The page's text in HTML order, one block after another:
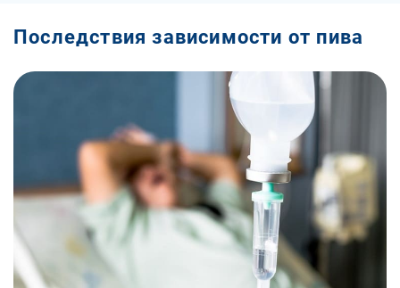
Последствия зависимости от пива